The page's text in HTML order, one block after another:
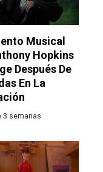
Musical
Hopkins
Después De
En La
3 semanas